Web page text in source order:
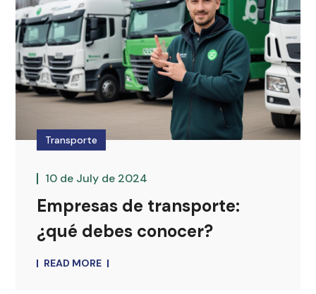
Transporte
10 de July de 2024
Empresas de transporte:
¿qué debes conocer?
READ MORE